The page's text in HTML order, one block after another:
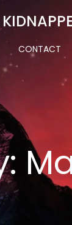
CONTACT